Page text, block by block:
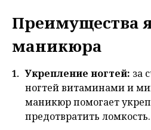
Преимущества
маникюра
Укрепление ногтей: за
ногтей витаминами и
маникюр помогает
предотвратить ломкость.